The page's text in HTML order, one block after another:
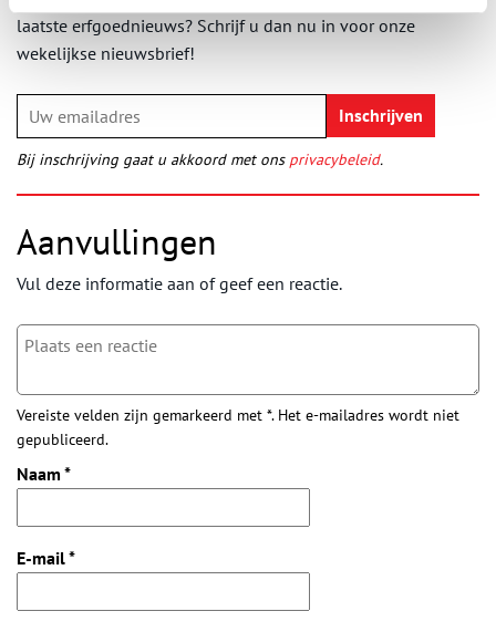
laatste erfgoednieuws? Schrijf u dan nu in voor onze
wekelijkse nieuwsbrief!
Bij inschrijving gaat u akkoord met ons privacybeleid.
Aanvullingen
Vul deze informatie aan of geef een reactie.
Vereiste velden zijn gemarkeerd met *. Het e-mailadres wordt niet
gepubliceerd.
Naam *
E-mail*